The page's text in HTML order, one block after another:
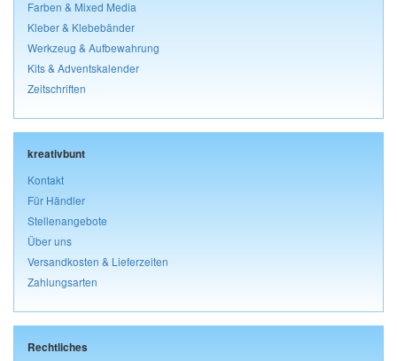
Farben & Mixed Media
Kleber & Klebebänder
Werkzeug & Aufbewahrung
Kits & Adventskalender
Zeitschriften
kreativbunt
Kontakt
Für Händler
Stellenangebote
Über uns
Versandkosten & Lieferzeiten
Zahlungsarten
Rechtliches